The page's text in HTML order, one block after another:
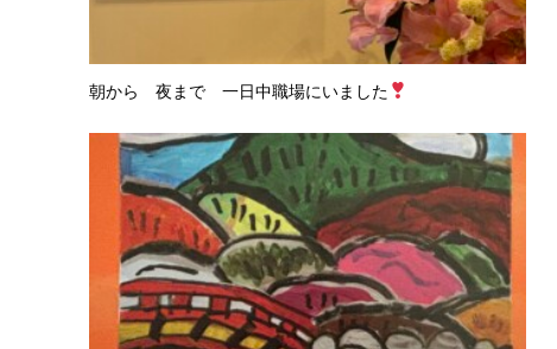
朝から 夜まで 一日中職場にいました